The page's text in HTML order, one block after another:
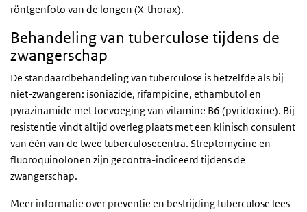
röntgenfoto van de longen (X-thorax).
Behandeling van tuberculose tijdens de
zwangerschap
De standaardbehandeling van tuberculose is hetzelfde als bij
niet-zwangeren: isoniazide, rifampicine, ethambutol en
pyrazinamide met toevoeging van vitamine B6 (pyridoxine). Bij
resistentie vindt altijd overleg plaats met een klinisch consulent
van één van de twee tuberculosecentra. Streptomycine en
fluoroquinolonen zijn gecontra-indiceerd tijdens de
zwangerschap.
Meer informatie over preventie en bestrijding tuberculose lees